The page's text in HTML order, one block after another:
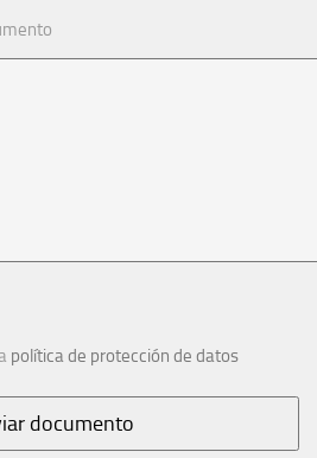
política de protección de datos